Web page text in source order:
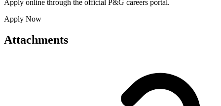
Apply online through the official P&G careers portal.
Apply Now
Attachments